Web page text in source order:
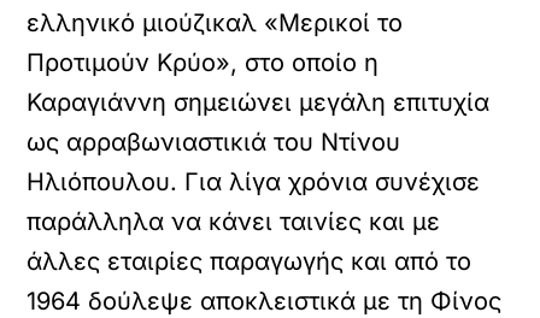
ελληνικό μιούζικαλ «Μερικοί το
Προτιμούν Κρύο», στο οποίο η
Καραγιάννη σημειώνει μεγάλη επιτυχία
ως αρραβωνιαστικιά του Ντίνου
Ηλιόπουλου. Για λίγα χρόνια συνέχισε
παράλληλα να κάνει ταινίες και με
άλλες εταιρίες παραγωγής και από το
1964 δούλεψε αποκλειστικά με τη Φίνος